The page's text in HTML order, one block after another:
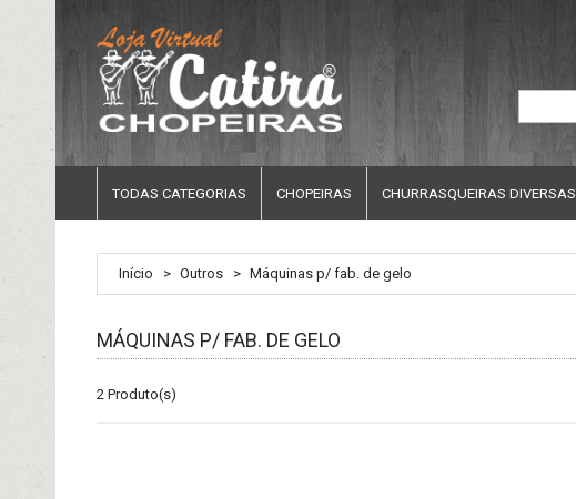
TODAS CATEGORIAS CHOPEIRAS CHURRASQUEIRAS DIVERSAS
Início > Outros > Máquinas p/ fab. de gelo
MÁQUINAS P/ FAB. DE GELO
2 Produto(s)